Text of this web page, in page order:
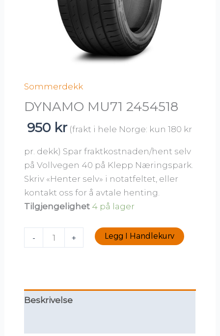
Sommerdekk
DYNAMO MU71 2454518
950 kr (frakt i hele Norge: kun 180 kr
pr. dekk) Spar fraktkostnaden/hent selv
på Vollvegen 40 på Klepp Næringspark.
Skriv «Henter selv» i notatfeltet, eller
kontakt oss for å avtale henting.
Tilgjengelighet 4 på lager
- + Legg I Handlekurv
Beskrivelse